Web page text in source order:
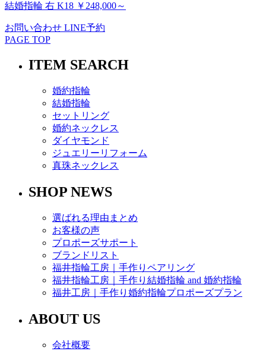
結婚指輪 右 K18 ￥248,000～
お問い合わせ LINE予約
PAGE TOP
ITEM SEARCH
婚約指輪
結婚指輪
セットリング
婚約ネックレス
ダイヤモンド
ジュエリーリフォーム
真珠ネックレス
SHOP NEWS
選ばれる理由まとめ
お客様の声
プロポーズサポート
ブランドリスト
福井指輪工房｜手作りペアリング
福井指輪工房｜手作り結婚指輪 and 婚約指輪
福井工房｜手作り婚約指輪プロポーズプラン
ABOUT US
会社概要